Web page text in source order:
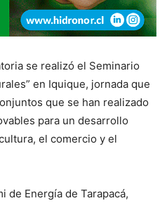
se realizó el Seminario
en Iquique, jornada que
que se han realizado
para un desarrollo
el comercio y el
de Energía de Tarapacá,